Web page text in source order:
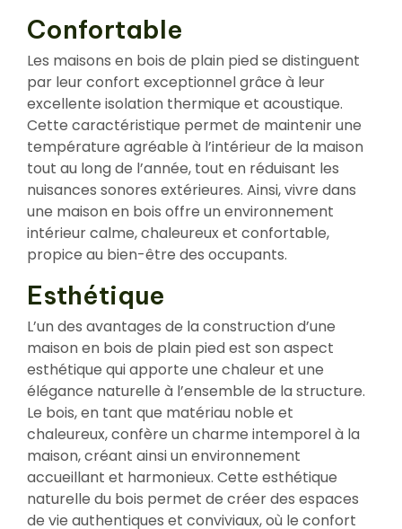
Confortable
Les maisons en bois de plain pied se distinguent
par leur confort exceptionnel grâce à leur
excellente isolation thermique et acoustique.
Cette caractéristique permet de maintenir une
température agréable à l’intérieur de la maison
tout au long de l’année, tout en réduisant les
nuisances sonores extérieures. Ainsi, vivre dans
une maison en bois offre un environnement
intérieur calme, chaleureux et confortable,
propice au bien-être des occupants.
Esthétique
L’un des avantages de la construction d’une
maison en bois de plain pied est son aspect
esthétique qui apporte une chaleur et une
élégance naturelle à l’ensemble de la structure.
Le bois, en tant que matériau noble et
chaleureux, confère un charme intemporel à la
maison, créant ainsi un environnement
accueillant et harmonieux. Cette esthétique
naturelle du bois permet de créer des espaces
de vie authentiques et conviviaux, où le confort